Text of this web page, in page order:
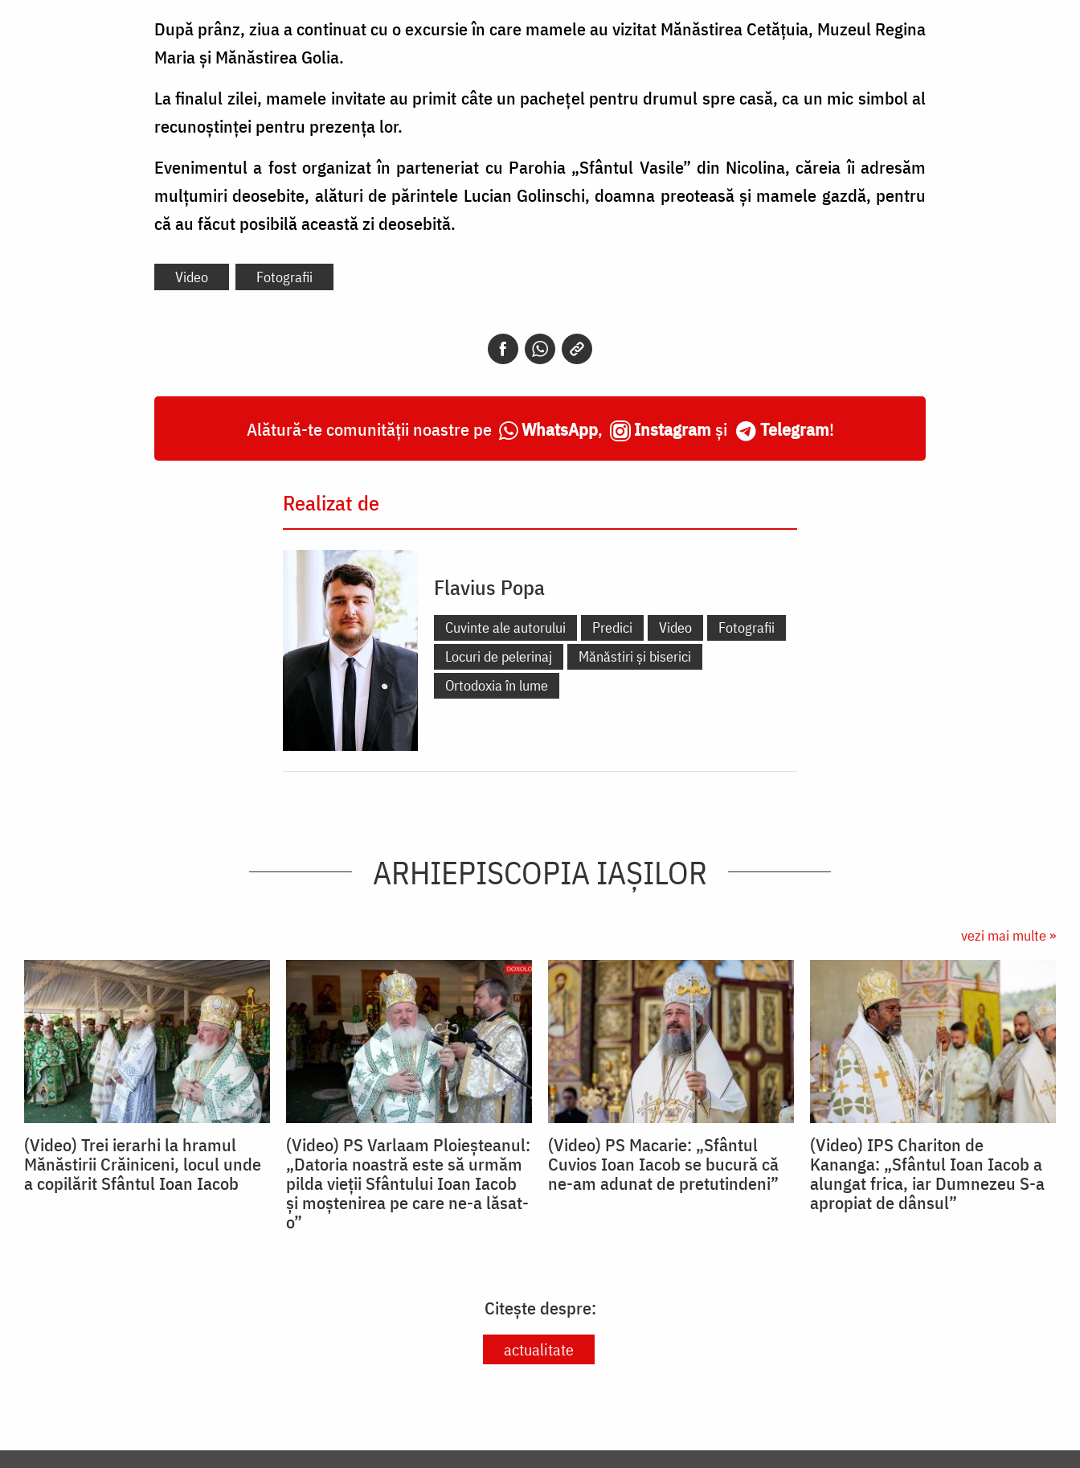
După prânz, ziua a continuat cu o excursie în care mamele au vizitat Mănăstirea Cetățuia, Muzeul Regina
Maria și Mănăstirea Golia.
La finalul zilei, mamele invitate au primit câte un pachețel pentru drumul spre casă, ca un mic simbol al
recunoștinței pentru prezența lor.
Evenimentul a fost organizat în parteneriat cu Parohia „Sfântul Vasile” din Nicolina, căreia îi adresăm
mulțumiri deosebite, alături de părintele Lucian Golinschi, doamna preoteasă și mamele gazdă, pentru
că au făcut posibilă această zi deosebită.
Video Fotografii
Alătură-te comunității noastre pe WhatsApp, Instagram și Telegram!
Realizat de
Flavius Popa
Cuvinte ale autorului Predici Video
Fotografii
Locuri de pelerinaj
Mănăstiri și biserici
Ortodoxia în lume
ARHIEPISCOPIA IAŞILOR
vezi mai multe »
(Video) Trei ierarhi la hramul
Mănăstirii Crăiniceni, locul unde
a copilărit Sfântul Ioan Iacob
(Video) PS Varlaam Ploieșteanul:
„Datoria noastră este să urmăm
pilda vieții Sfântului Ioan Iacob
și moștenirea pe care ne-a lăsat-
o”
(Video) PS Macarie: „Sfântul
Cuvios Ioan Iacob se bucură că
ne-am adunat de pretutindeni”
(Video) IPS Chariton de
Kananga: „Sfântul Ioan Iacob a
alungat frica, iar Dumnezeu S-a
apropiat de dânsul”
Citește despre:
actualitate